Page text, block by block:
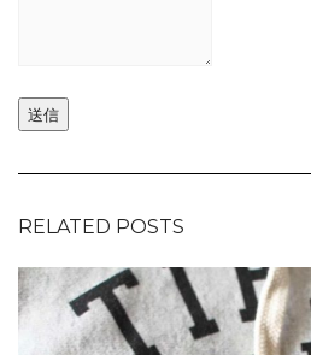
送信
RELATED POSTS